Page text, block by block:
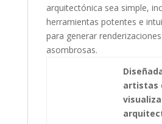
arquitectónica sea simple,
herramientas potentes e
para generar
asombrosas.
artistas